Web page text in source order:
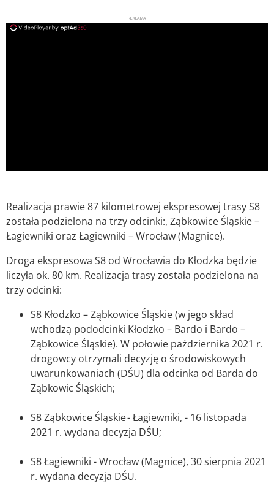
REKLAMA
Realizacja prawie 87 kilometrowej ekspresowej trasy S8
została podzielona na trzy odcinki:, Ząbkowice Śląskie –
Łagiewniki oraz Łagiewniki – Wrocław (Magnice).
Droga ekspresowa S8 od Wrocławia do Kłodzka będzie
liczyła ok. 80 km. Realizacja trasy została podzielona na
trzy odcinki:
S8 Kłodzko – Ząbkowice Śląskie (w jego skład
wchodzą pododcinki Kłodzko – Bardo i Bardo –
Ząbkowice Śląskie). W połowie października 2021 r.
drogowcy otrzymali decyzję o środowiskowych
uwarunkowaniach (DŚU) dla odcinka od Barda do
Ząbkowic Śląskich;
S8 Ząbkowice Śląskie - Łagiewniki, - 16 listopada
2021 r. wydana decyzja DŚU;
S8 Łagiewniki - Wrocław (Magnice), 30 sierpnia 2021
r. wydana decyzja DŚU.